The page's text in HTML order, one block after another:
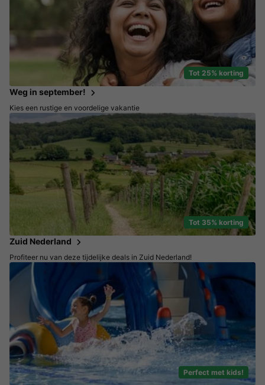
Tot 25% korting
Weg in september!
Kies een rustige en voordelige vakantie
Tot 35% korting
Zuid Nederland
Profiteer nu van deze tijdelijke deals in Zuid Nederland!
Perfect met kids!